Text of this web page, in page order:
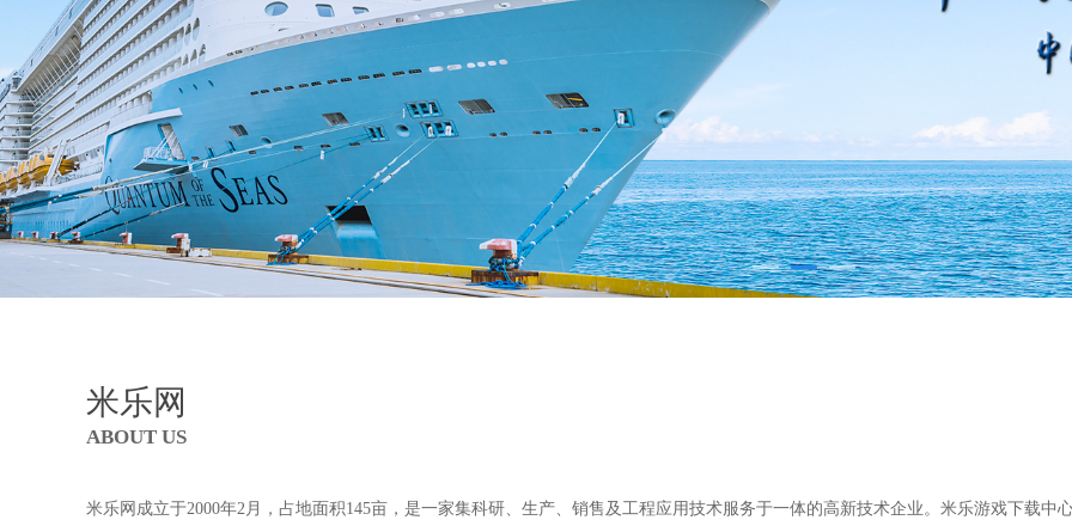
米乐网
ABOUT US
米乐网成立于2000年2月，占地面积145亩，是一家集科研、生产、销售及工程应用技术服务于一体的高新技术企业。米乐游戏下载